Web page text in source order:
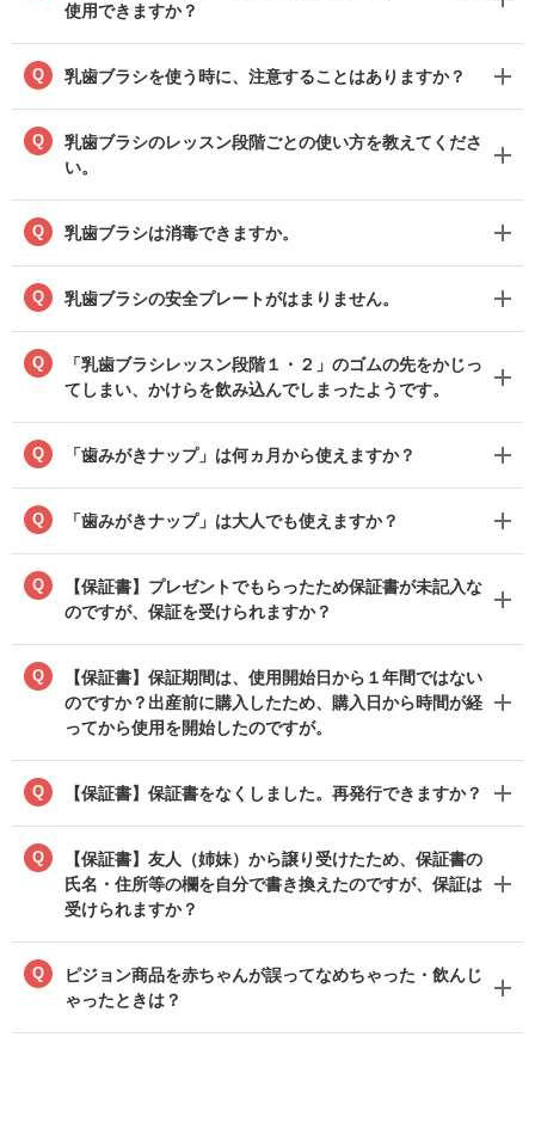
使用できますか？
Q 乳歯ブラシを使う時に、注意することはありますか？
Q
乳歯ブラシのレッスン段階ごとの使い方を教えてくださ
い。
Q 乳歯ブラシは消毒できますか。
Q 乳歯ブラシの安全プレートがはまりません。
Q
「乳歯ブラシレッスン段階１・２」のゴムの先をかじっ
てしまい、かけらを飲み込んでしまったようです。
Q 「歯みがきナップ」は何ヵ月から使えますか？
Q 「歯みがきナップ」は大人でも使えますか？
Q
【保証書】プレゼントでもらったため保証書が未記入な
のですが、保証を受けられますか？
Q
【保証書】保証期間は、使用開始日から１年間ではない
のですか？出産前に購入したため、購入日から時間が経
ってから使用を開始したのですが。
Q 【保証書】保証書をなくしました。再発行できますか？
Q
【保証書】友人（姉妹）から譲り受けたため、保証書の
氏名・住所等の欄を自分で書き換えたのですが、保証は
受けられますか？
Q
ピジョン商品を赤ちゃんが誤ってなめちゃった・飲んじ
ゃったときは？